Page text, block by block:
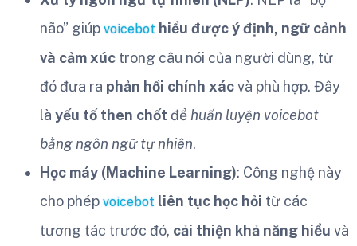
não” giúp voicebot hiểu được ý định, ngữ cảnh
và cảm xúc trong câu nói của người dùng, từ
đó đưa ra phản hồi chính xácvà phù hợp. Đây
là yếu tố then chốt để huấn luyện voicebot
bằng ngôn ngữ tự nhiên.
Học máy (Machine Learning): Công nghệ này
cho phép voicebot liên tục học hỏi từ các
tương tác trước đó, cải thiện khả năng hiểu và